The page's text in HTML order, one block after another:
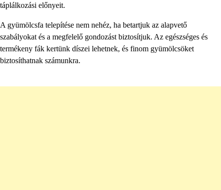
táplálkozási előnyeit.
A gyümölcsfa telepítése nem nehéz, ha betartjuk az alapvető
szabályokat és a megfelelő gondozást biztosítjuk. Az egészséges és
termékeny fák kertünk díszei lehetnek, és finom gyümölcsöket
biztosíthatnak számunkra.